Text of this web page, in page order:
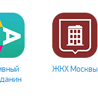
ЖКХ Москвы